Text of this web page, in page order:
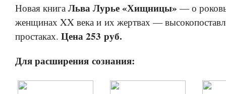
Новая книга Льва Лурье «Хищницы» — о
женщинах XX века и их жертвах —
простаках. Цена 253 руб.
Для расширения сознания: